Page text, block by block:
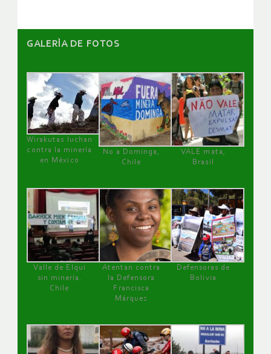
GALERÌA DE FOTOS
Wirakutas luchan
contra la minería
en México
No a Dominga,
Chile
VALE mata,
Brasil
Valle de Elqui
sin minería.
Chile
Atentan contra
la Defensora
Francisca
Márquez
Defensoras de
Bolivia